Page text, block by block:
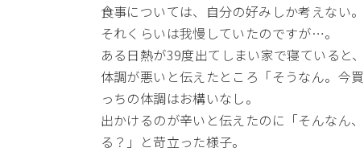
食事については、自分の好みしか考えない。
それくらいは我慢していたのですが…。
ある日熱が39度出てしまい家で寝ていると
体調が悪いと伝えたところ「そうなん。今
っちの体調はお構いなし。
出かけるのが辛いと伝えたのに「そんなん
る？」と苛立った様子。